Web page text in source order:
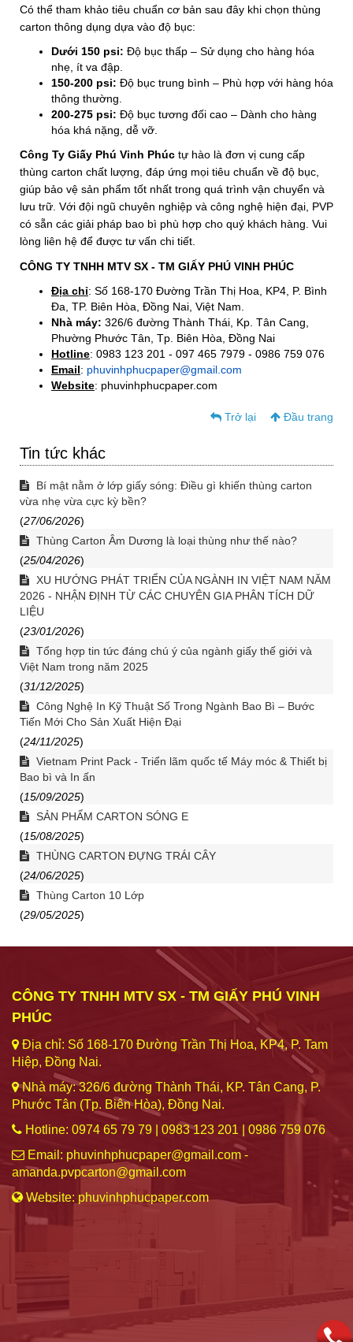
Có thể tham khảo tiêu chuẩn cơ bản sau đây khi chọn thùng
carton thông dụng dựa vào độ bục:
Dưới 150 psi: Độ bục thấp – Sử dụng cho hàng hóa
nhẹ, ít va đập.
150-200 psi: Độ bục trung bình – Phù hợp với hàng hóa
thông thường.
200-275 psi: Độ bục tương đối cao – Dành cho hàng
hóa khá nặng, dễ vỡ.
Công Ty Giấy Phú Vinh Phúc tự hào là đơn vị cung cấp
thùng carton chất lượng, đáp ứng mọi tiêu chuẩn về độ bục,
giúp bảo vệ sản phẩm tốt nhất trong quá trình vận chuyển và
lưu trữ. Với đội ngũ chuyên nghiệp và công nghệ hiện đại, PVP
có sẵn các giải pháp bao bì phù hợp cho quý khách hàng. Vui
lòng liên hệ để được tư vấn chi tiết.
CÔNG TY TNHH MTV SX - TM GIẤY PHÚ VINH PHÚC
Địa chỉ: Số 168-170 Đường Trần Thị Hoa, KP4, P. Bình
Đa, TP. Biên Hòa, Đồng Nai, Việt Nam.
Nhà máy: 326/6 đường Thành Thái, Kp. Tân Cang,
Phường Phước Tân, Tp. Biên Hòa, Đồng Nai
Hotline: 0983 123 201 - 097 465 7979 - 0986 759 076
Email: phuvinhphucpaper@gmail.com
Website: phuvinhphucpaper.com
Trở lại Đầu trang
Tin tức khác
Bí mật nằm ở lớp giấy sóng: Điều gì khiến thùng carton
vừa nhẹ vừa cực kỳ bền?
(27/06/2026)
Thùng Carton Âm Dương là loại thùng như thế nào?
(25/04/2026)
XU HƯỚNG PHÁT TRIỂN CỦA NGÀNH IN VIỆT NAM NĂM
2026 - NHẬN ĐỊNH TỪ CÁC CHUYÊN GIA PHÂN TÍCH DỮ
LIỆU
(23/01/2026)
Tổng hợp tin tức đáng chú ý của ngành giấy thế giới và
Việt Nam trong năm 2025
(31/12/2025)
Công Nghệ In Kỹ Thuật Số Trong Ngành Bao Bì – Bước
Tiến Mới Cho Sản Xuất Hiện Đại
(24/11/2025)
Vietnam Print Pack - Triển lãm quốc tế Máy móc & Thiết bị
Bao bì và In ấn
(15/09/2025)
SẢN PHẨM CARTON SÓNG E
(15/08/2025)
THÙNG CARTON ĐỰNG TRÁI CÂY
(24/06/2025)
Thùng Carton 10 Lớp
(29/05/2025)
CÔNG TY TNHH MTV SX - TM GIẤY PHÚ VINH
PHÚC
Địa chỉ: Số 168-170 Đường Trần Thị Hoa, KP4, P. Tam
Hiệp, Đồng Nai.
Nhà máy: 326/6 đường Thành Thái, KP. Tân Cang, P.
Phước Tân (Tp. Biên Hòa), Đồng Nai.
Hotline: 0974 65 79 79 | 0983 123 201 | 0986 759 076
Email: phuvinhphucpaper@gmail.com -
amanda.pvpcarton@gmail.com
Website: phuvinhphucpaper.com